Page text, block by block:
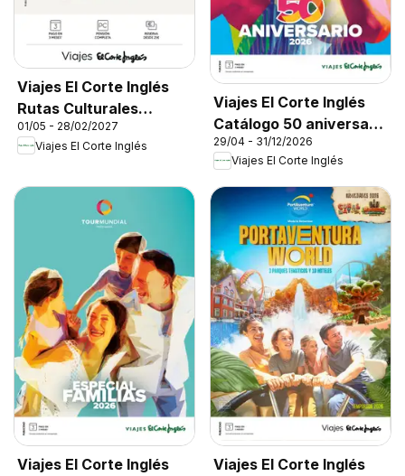
Viajes El Corte Inglés
Rutas Culturales
Cantabria
01/05 - 28/02/2027
Viajes El Corte Inglés
Viajes El Corte Inglés
Catálogo 50 aniversario
Tourmundial
29/04 - 31/12/2026
Viajes El Corte Inglés
Viajes El Corte Inglés Viajes El Corte Inglés